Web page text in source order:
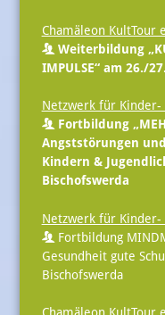
Chamäleon KultTour
Weiterbildung
IMPULSE“ am 26./
Netzwerk für Kinder-
Fortbildung
Angststörungen
Kindern &
Bischofswerda
Netzwerk für Kinder-
Fortbildung
Gesundheit gute
Bischofswerda